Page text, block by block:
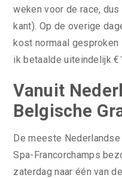
weken voor de race,
kant). Op de overige
kost normaal gesproken
ik betaalde uiteindelijk
Vanuit
Belgische
De meeste
Spa-Francorchamps
zaterdag naar één van